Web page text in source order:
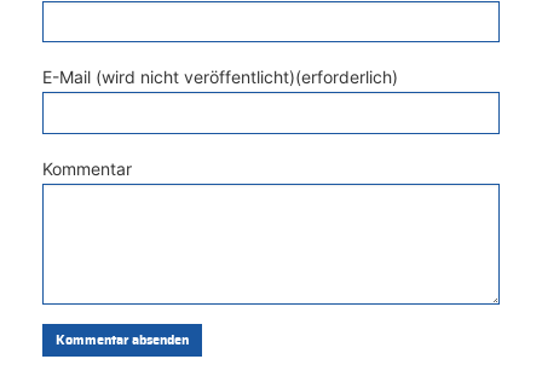
E-Mail (wird nicht veröffentlicht)(erforderlich)
Kommentar